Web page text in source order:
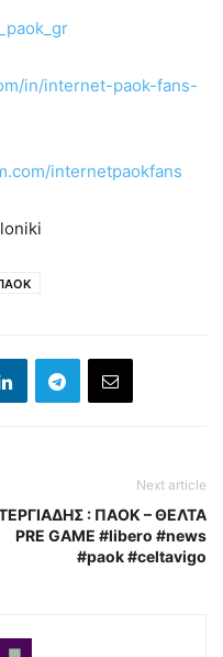
in/internet-paok-fans-
internetpaokfans
Next article
: ΠΑΟΚ – ΘΕΛΤΑ
PRE GAME #libero #news
#paok #celtavigo